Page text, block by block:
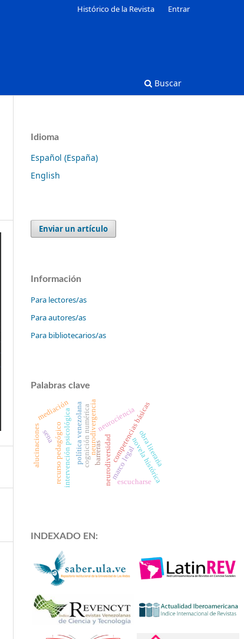
Buscar
Histórico de la Revista Entrar
Idioma
Español (España)
English
Enviar un artículo
Información
Para lectores/as
Para autores/as
Para bibliotecarios/as
Palabras clave
intervención psicológicapolítica venezolananeurodivergencia
neurodiversidadcompetencias básicas
neurociencia
mediación
recurso pedagógico novela histórica
obra literaria
sena cognición numérica
alucinaciones marco legal
barreras
escucharse
INDEXADO EN: